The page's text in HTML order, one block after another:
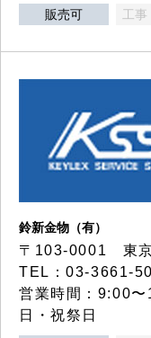
販売可 工事
鈴新金物（有）
〒103-0001 東京
TEL：03-3661-
営業時間：9:00
日・祝祭日